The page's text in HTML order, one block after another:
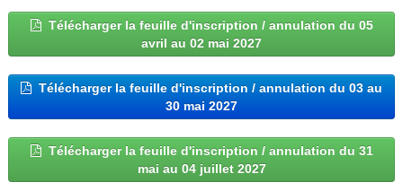
Télécharger la feuille d'inscription / annulation du 05
avril au 02 mai 2027
Télécharger la feuille d'inscription / annulation du 03 au
30 mai 2027
Télécharger la feuille d'inscription / annulation du 31
mai au 04 juillet 2027